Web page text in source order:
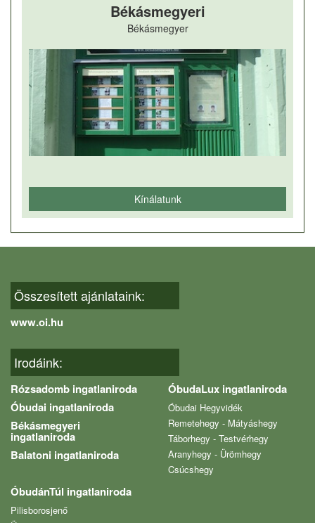
Békásmegyeri
Békásmegyer
Kínálatunk
Összesített ajánlataink:
www.oi.hu
Irodáink:
Rózsadomb ingatlaniroda
Óbudai ingatlaniroda
Békásmegyeri
ingatlaniroda
Balatoni ingatlaniroda
ÓbudaLux ingatlaniroda
Óbudai Hegyvidék
Remetehegy - Mátyáshegy
Táborhegy - Testvérhegy
Aranyhegy - Ürömhegy
Csúcshegy
ÓbudánTúl ingatlaniroda
Pilisborosjenő